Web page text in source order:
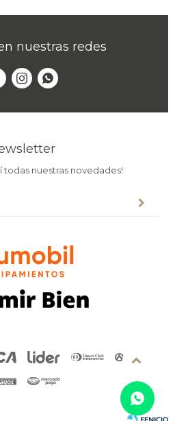
nuestras redes
 
todas nuestras novedades!